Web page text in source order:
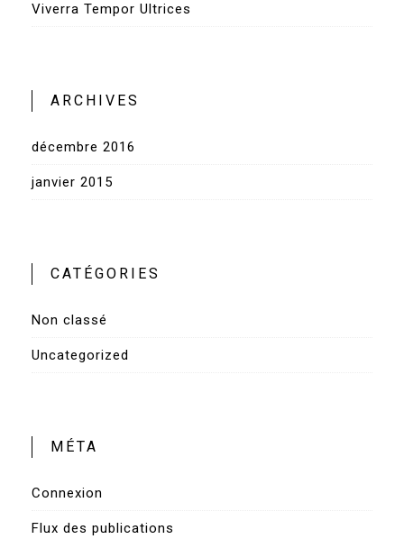
Viverra Tempor Ultrices
ARCHIVES
décembre 2016
janvier 2015
CATÉGORIES
Non classé
Uncategorized
MÉTA
Connexion
Flux des publications